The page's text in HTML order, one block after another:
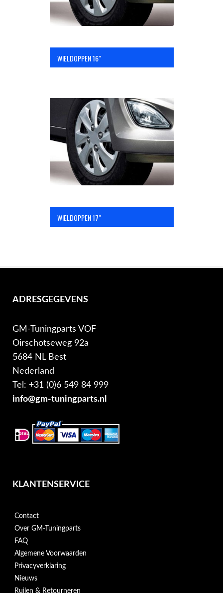
WIELDOPPEN 16″
WIELDOPPEN 17″
ADRESGEGEVENS
GM-Tuningparts VOF
Oirschotseweg 92a
5684 NL Best
Nederland
Tel: +31 (0)6 549 84 999
info@gm-tuningparts.nl
KLANTENSERVICE
Contact
Over GM-Tuningparts
FAQ
Algemene Voorwaarden
Privacyverklaring
Nieuws
Ruilen & Retourneren